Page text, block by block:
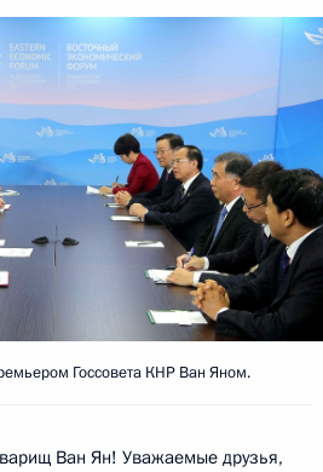
Госсовета КНР Ван Яном.
Ван Ян! Уважаемые друзья,